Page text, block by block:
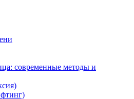
современные методы и